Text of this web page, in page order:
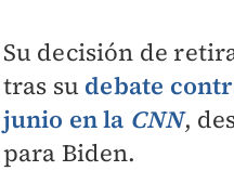
Su decisión de
tras su debate
junio en la CNN,
para Biden.